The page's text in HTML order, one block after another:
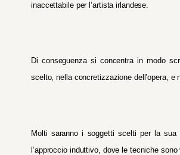
inaccettabile per l’artista irlandese.
Di conseguenza si concentra in modo
scelto, nella concretizzazione dell’opera,
Molti saranno i soggetti scelti per la sua
l’approccio induttivo, dove le tecniche